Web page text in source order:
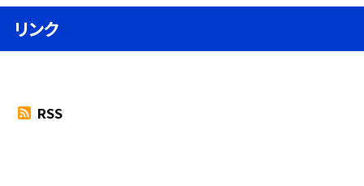
リンク
RSS